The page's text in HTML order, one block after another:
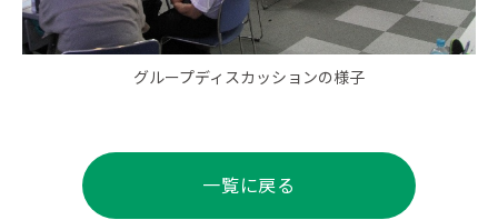
グループディスカッションの様子
一覧に戻る